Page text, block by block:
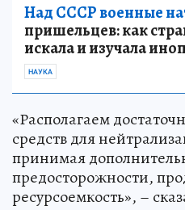
Над СССР военные
пришельцев: как
искала и изучала
НАУКА
«Располагаем
средств для
принимая
предосторожности,
ресурсоемкость», –